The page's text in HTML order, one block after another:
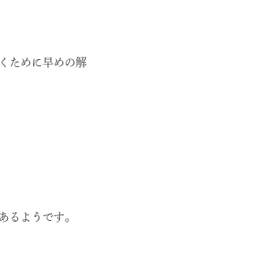
ために早めの解
るようです。